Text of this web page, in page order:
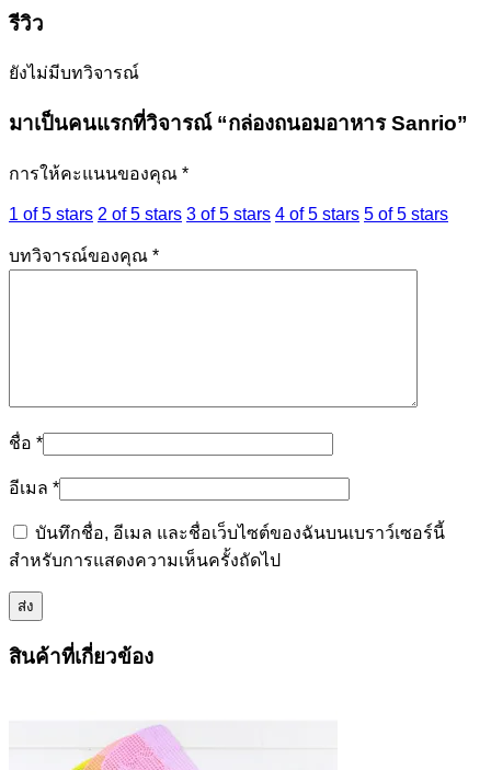
รีวิว
ยังไม่มีบทวิจารณ์
มาเป็นคนแรกที่วิจารณ์ “กล่องถนอมอาหาร Sanrio”
การให้คะแนนของคุณ *
1 of 5 stars 2 of 5 stars 3 of 5 stars 4 of 5 stars 5 of 5 stars
บทวิจารณ์ของคุณ *
ชื่อ *
อีเมล *
บันทึกชื่อ, อีเมล และชื่อเว็บไซต์ของฉันบนเบราว์เซอร์นี้
สำหรับการแสดงความเห็นครั้งถัดไป
สินค้าที่เกี่ยวข้อง